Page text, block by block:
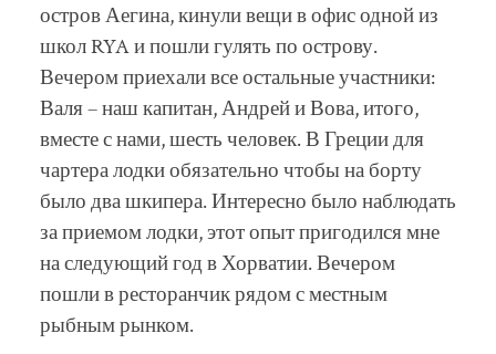
остров Аегина, кинули вещи в офис одной из
школ RYA и пошли гулять по острову.
Вечером приехали все остальные участники:
Валя – наш капитан, Андрей и Вова, итого,
вместе с нами, шесть человек. В Греции для
чартера лодки обязательно чтобы на борту
было два шкипера. Интересно было наблюдать
за приемом лодки, этот опыт пригодился мне
на следующий год в Хорватии. Вечером
пошли в ресторанчик рядом с местным
рыбным рынком.